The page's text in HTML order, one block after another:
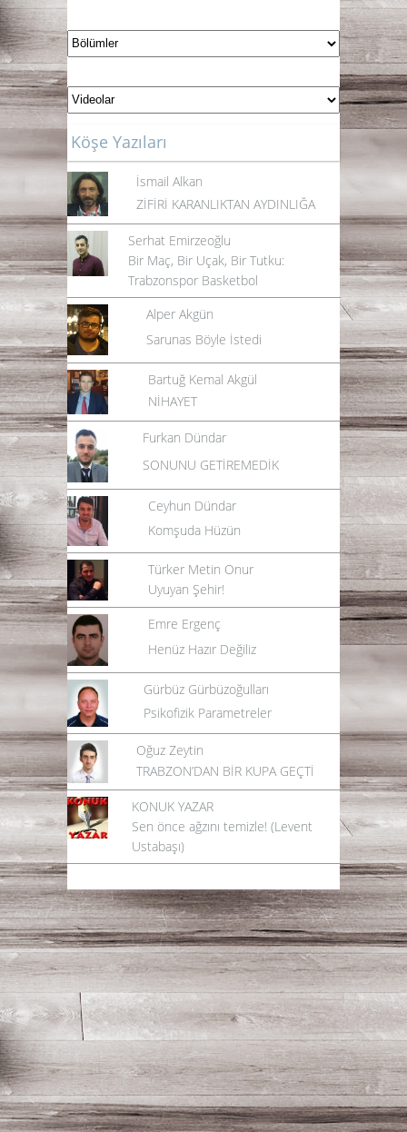
Köşe Yazıları
İsmail Alkan
ZİFİRİ KARANLIKTAN AYDINLIĞA
Serhat Emirzeoğlu
Bir Maç, Bir Uçak, Bir Tutku:
Trabzonspor Basketbol
Alper Akgün
Sarunas Böyle İstedi
Bartuğ Kemal Akgül
NİHAYET
Furkan Dündar
SONUNU GETİREMEDİK
Ceyhun Dündar
Komşuda Hüzün
Türker Metin Onur
Uyuyan Şehir!
Emre Ergenç
Henüz Hazır Değiliz
Gürbüz Gürbüzoğulları
Psikofizik Parametreler
Oğuz Zeytin
TRABZON’DAN BİR KUPA GEÇTİ
KONUK YAZAR
Sen önce ağzını temizle! (Levent
Ustabaşı)